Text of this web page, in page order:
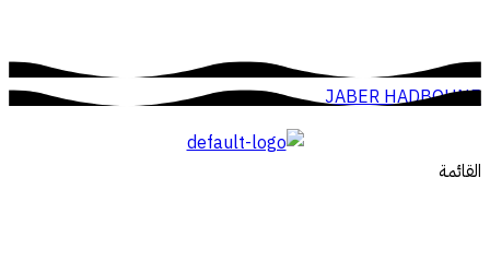
JABER HADBOUNE
القائمة